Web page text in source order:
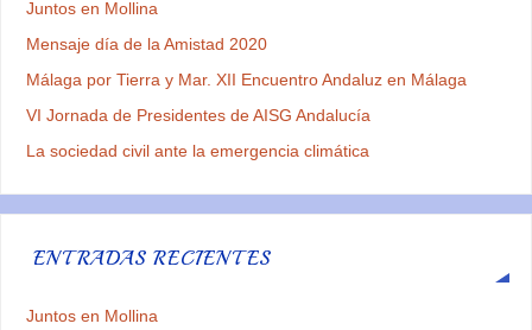
Juntos en Mollina
Mensaje día de la Amistad 2020
Málaga por Tierra y Mar. XII Encuentro Andaluz en Málaga
VI Jornada de Presidentes de AISG Andalucía
La sociedad civil ante la emergencia climática
ENTRADAS RECIENTES
Juntos en Mollina